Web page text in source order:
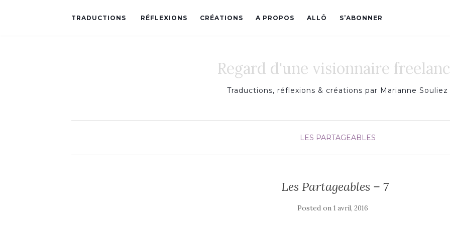
TRADUCTIONS RÉFLEXIONS CRÉATIONS A PROPOS ALLÔ S’ABONNER
Regard d'une visionnaire
Traductions, réflexions & créations par Marianne Souliez
LES PARTAGEABLES
Les Partageables – 7
Posted on 1 avril, 2016